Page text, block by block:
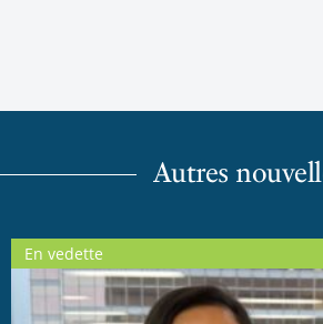
Autres
En vedette